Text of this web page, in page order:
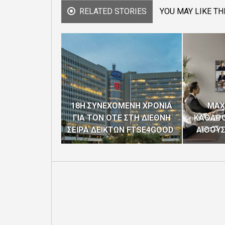
RELATED STORIES YOU MAY LIKE
18Η ΣΥΝΕΧΟΜΕΝΗ ΧΡΟΝΙΑ
ΓΙΑ ΤΟΝ ΟΤΕ ΣΤΗ ΔΙΕΘΝΗ
ΣΕΙΡΑ ΔΕΙΚΤΩΝ FTSE4GOOD